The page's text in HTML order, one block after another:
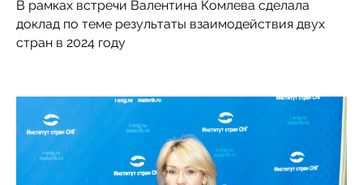
В рамках встречи Валентина Комлева сделала
доклад по теме результаты взаимодействия двух
стран в 2024 году